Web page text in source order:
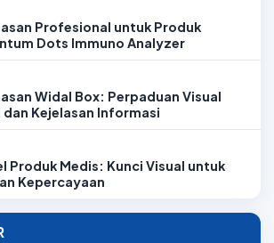
Profesional untuk Produk
Dots Immuno Analyzer
Widal Box: Perpaduan Visual
Kejelasan Informasi
Produk Medis: Kunci Visual untuk
Kepercayaan